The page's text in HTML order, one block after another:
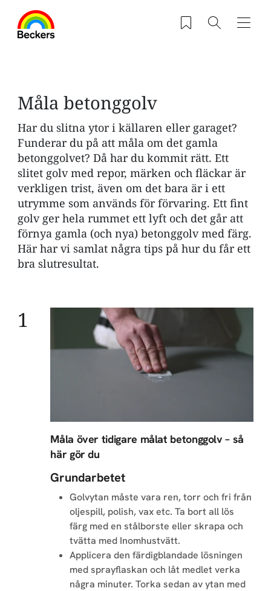
Sparade produkter
Sök
Måla betonggolv
Har du slitna ytor i källaren eller garaget?
Funderar du på att måla om det gamla
betonggolvet? Då har du kommit rätt. Ett
slitet golv med repor, märken och fläckar är
verkligen trist, även om det bara är i ett
utrymme som används för förvaring. Ett fint
golv ger hela rummet ett lyft och det går att
förnya gamla (och nya) betonggolv med färg.
Här har vi samlat några tips på hur du får ett
bra slutresultat.
Måla över tidigare målat betonggolv – så
här gör du
Grundarbetet
Golvytan måste vara ren, torr och fri från
oljespill, polish, vax etc. Ta bort all lös
färg med en stålborste eller skrapa och
tvätta med Inomhustvätt.
Applicera den färdigblandade lösningen
med sprayflaskan och låt medlet verka
några minuter. Torka sedan av ytan med